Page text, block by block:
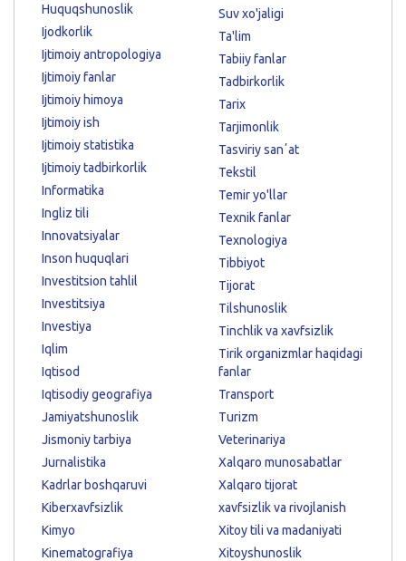
Huquqshunoslik
Ijodkorlik
Ijtimoiy antropologiya
Ijtimoiy fanlar
Ijtimoiy himoya
Ijtimoiy ish
Ijtimoiy statistika
Ijtimoiy tadbirkorlik
Informatika
Ingliz tili
Innovatsiyalar
Inson huquqlari
Investitsion tahlil
Investitsiya
Investiya
Iqlim
Iqtisod
Iqtisodiy geografiya
Jamiyatshunoslik
Jismoniy tarbiya
Jurnalistika
Kadrlar boshqaruvi
Kiberxavfsizlik
Kimyo
Kinematografiya
Suv xo'jaligi
Ta'lim
Tabiiy fanlar
Tadbirkorlik
Tarix
Tarjimonlik
Tasviriy sanʼat
Tekstil
Temir yo'llar
Texnik fanlar
Texnologiya
Tibbiyot
Tijorat
Tilshunoslik
Tinchlik va xavfsizlik
Tirik organizmlar haqidagi
fanlar
Transport
Turizm
Veterinariya
Xalqaro munosabatlar
Xalqaro tijorat
xavfsizlik va rivojlanish
Xitoy tili va madaniyati
Xitoyshunoslik